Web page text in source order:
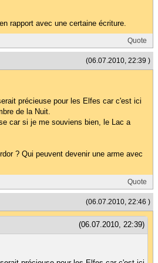
rapport avec une certaine écriture.
Quote
(06.07.2010, 22:39 )
précieuse pour les Elfes car c'est ici
de la Nuit.
car si je me souviens bien, le Lac a
? Qui peuvent devenir une arme avec
Quote
(06.07.2010, 22:46 )
(06.07.2010, 22:39)